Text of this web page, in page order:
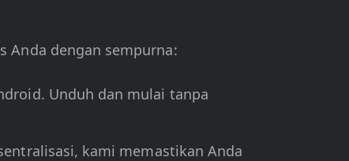
Anda dengan sempurna:
Unduh dan mulai tanpa
kami memastikan Anda